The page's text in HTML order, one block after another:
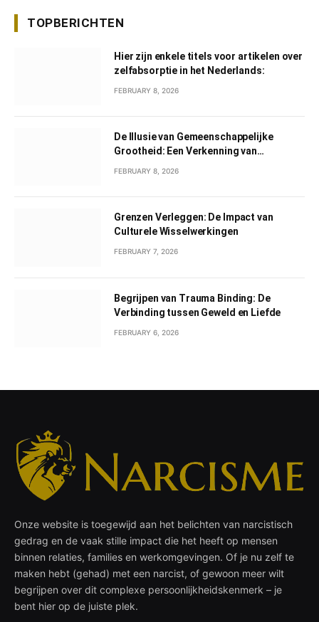
TOPBERICHTEN
Hier zijn enkele titels voor artikelen over
zelfabsorptie in het Nederlands:
FEBRUARY 8, 2026
De Illusie van Gemeenschappelijke
Grootheid: Een Verkenning van
FEBRUARY 8, 2026
Grenzen Verleggen: De Impact van
Culturele Wisselwerkingen
FEBRUARY 7, 2026
Begrijpen van Trauma Binding: De
Verbinding tussen Geweld en Liefde
FEBRUARY 6, 2026
Onze website is toegewijd aan het belichten van narcistisch
gedrag en de vaak stille impact die het heeft op mensen
binnen relaties, families en werkomgevingen. Of je nu zelf te
maken hebt (gehad) met een narcist, of gewoon meer wilt
begrijpen over dit complexe persoonlijkheidskenmerk – je
bent hier op de juiste plek.